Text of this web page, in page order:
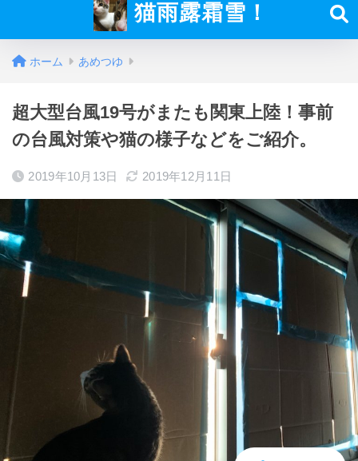
猫雨露霜雪！
ホーム あめつゆ
超大型台風19号がまたも関東上陸！事前
の台風対策や猫の様子などをご紹介。
2019年10月13日 2019年12月11日